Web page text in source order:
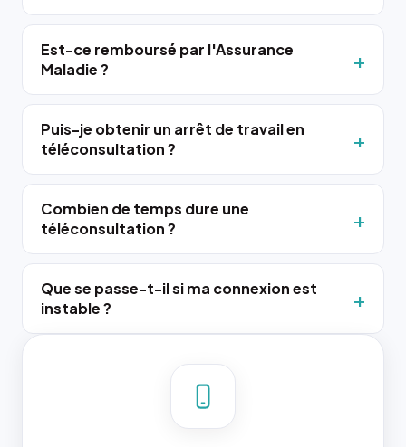
Est-ce remboursé par l'Assurance
Maladie ?
Puis-je obtenir un arrêt de travail en
téléconsultation ?
Combien de temps dure une
téléconsultation ?
Que se passe-t-il si ma connexion est
instable ?